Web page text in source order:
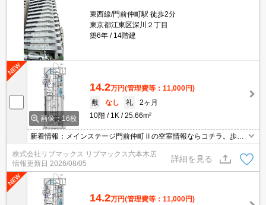
東西線/門前仲町駅 徒歩2分
東京都江東区深川２丁目
築6年
14階建
画像：16枚
14.2万円(管理費等：11,000円)
敷
なし 礼
2ヶ月
10階
1K 25.66m²
新着情報：メインステージ門前仲町Ⅱの空室情報ならコチラ。歩い
て4分の場所には深川安江クリニックがあります。セキュリティ面
は、オートロック・TVインターホンなど充実しているので安心して
生活できます。システムキッチン付きで、お料理と後片付けが手早
くできます。
株式会社リブマックス リブマックス六本木店
情報更新日 2026/08/05
詳細を見る
14.2万円(管理費等：11,000円)